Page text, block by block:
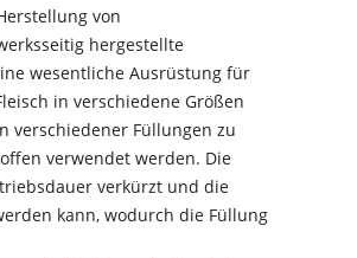
von
hergestellte
wesentliche Ausrüstung für
in verschiedene Größen
verschiedener Füllungen zu
verwendet werden. Die
verkürzt und die
kann, wodurch die Füllung